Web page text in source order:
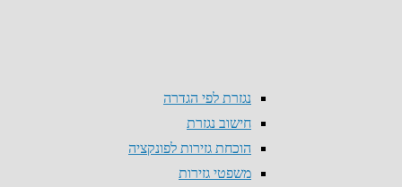
נגזרת לפי הגדרה
חישוב נגזרת
הוכחת גזירות לפונקציה
משפטי גזירות